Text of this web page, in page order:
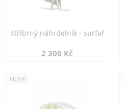
Stříbrný náhrdelník - surfař
2 300 Kč
NOVÉ